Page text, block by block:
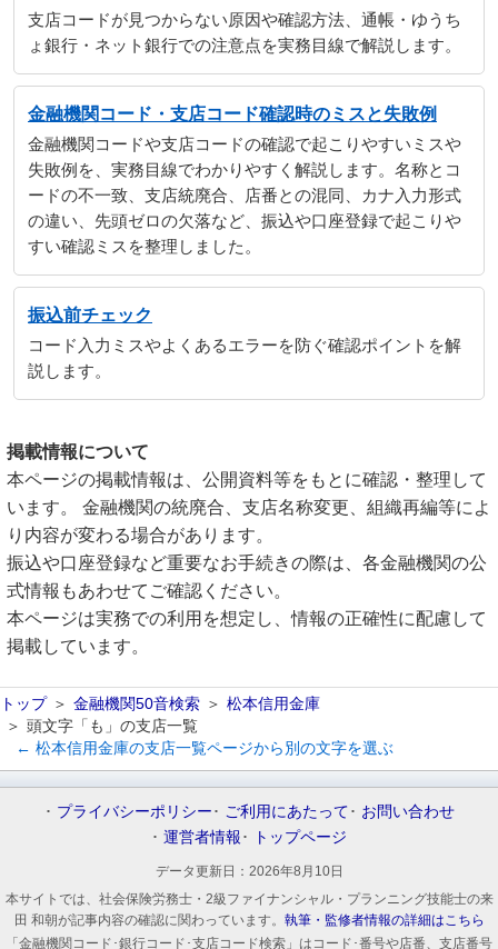
支店コードが見つからない原因や確認方法、通帳・ゆうち
ょ銀行・ネット銀行での注意点を実務目線で解説します。
金融機関コード・支店コード確認時のミスと失敗例
金融機関コードや支店コードの確認で起こりやすいミスや
失敗例を、実務目線でわかりやすく解説します。名称とコ
ードの不一致、支店統廃合、店番との混同、カナ入力形式
の違い、先頭ゼロの欠落など、振込や口座登録で起こりや
すい確認ミスを整理しました。
振込前チェック
コード入力ミスやよくあるエラーを防ぐ確認ポイントを解
説します。
掲載情報について
本ページの掲載情報は、公開資料等をもとに確認・整理して
います。 金融機関の統廃合、支店名称変更、組織再編等によ
り内容が変わる場合があります。
振込や口座登録など重要なお手続きの際は、各金融機関の公
式情報もあわせてご確認ください。
本ページは実務での利用を想定し、情報の正確性に配慮して
掲載しています。
トップ 金融機関50音検索
松本信用金庫
頭文字「も」の支店一覧
← 松本信用金庫の支店一覧ページから別の文字を選ぶ
プライバシーポリシー ご利用にあたって
お問い合わせ
運営者情報
トップページ
データ更新日： 2026年8月10日
本サイトでは、社会保険労務士・2級ファイナンシャル・プランニング技能士の来
田 和朝が記事内容の確認に関わっています。 執筆・監修者情報の詳細はこちら
「金融機関コード･銀行コード･支店コード検索」はコード･番号や店番、支店番号